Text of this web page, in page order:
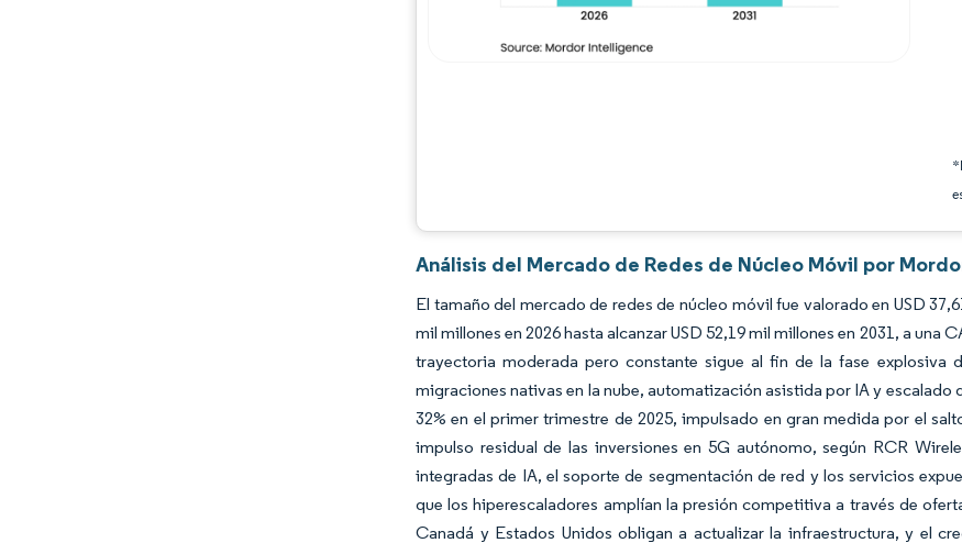
Análisis del Mercado de Redes de Núcleo Móvil por
El tamaño del mercado de redes de núcleo móvil fue valorado en USD
mil millones en 2026 hasta alcanzar USD 52,19 mil millones en 2031, a una
trayectoria moderada pero constante sigue al fin de la fase
migraciones nativas en la nube, automatización asistida por IA y
32% en el primer trimestre de 2025, impulsado en gran medida por el
impulso residual de las inversiones en 5G autónomo, según RCR
integradas de IA, el soporte de segmentación de red y los servicios
que los hiperescaladores amplían la presión competitiva a través de
Canadá y Estados Unidos obligan a actualizar la infraestructura, y el